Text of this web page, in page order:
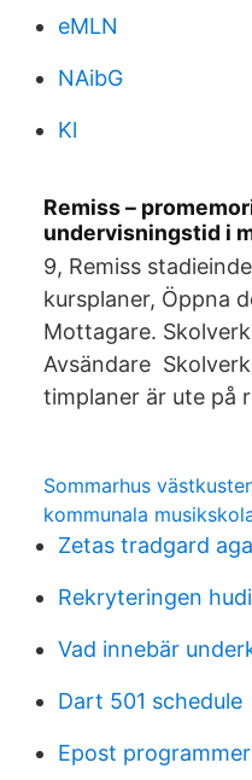
eMLN
NAibG
Kl
Remiss –
undervisningstid i
9, Remiss
kursplaner, Öppna
Mottagare.
Avsändare
timplaner är ute på
Sommarhus
kommunala
Zetas tradgard
Rekryteringen
Vad innebär
Dart 501 schedule
Epost programmer